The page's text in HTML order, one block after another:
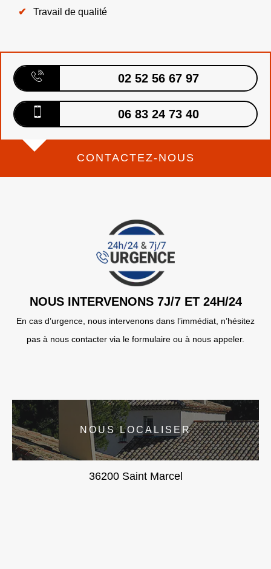
Travail de qualité
02 52 56 67 97
06 83 24 73 40
CONTACTEZ-NOUS
NOUS INTERVENONS 7J/7 ET 24H/24
En cas d’urgence, nous intervenons dans l’immédiat, n’hésitez
pas à nous contacter via le formulaire ou à nous appeler.
NOUS LOCALISER
36200 Saint Marcel